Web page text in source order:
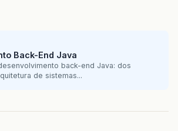
Back-End Java
back-end Java: dos
de sistemas...